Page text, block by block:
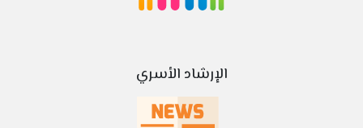
الإرشاد الأسري